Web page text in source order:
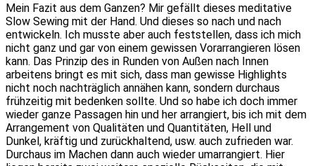
Mein Fazit aus dem Ganzen? Mir gefällt dieses meditative
Slow Sewing mit der Hand. Und dieses so nach und nach
entwickeln. Ich musste aber auch feststellen, dass ich mich
nicht ganz und gar von einem gewissen Vorarrangieren lösen
kann. Das Prinzip des in Runden von Außen nach Innen
arbeitens bringt es mit sich, dass man gewisse Highlights
nicht noch nachträglich annähen kann, sondern durchaus
frühzeitig mit bedenken sollte. Und so habe ich doch immer
wieder ganze Passagen hin und her arrangiert, bis ich mit dem
Arrangement von Qualitäten und Quantitäten, Hell und
Dunkel, kräftig und zurückhaltend, usw. auch zufrieden war.
Durchaus im Machen dann auch wieder umarrangiert. Hier